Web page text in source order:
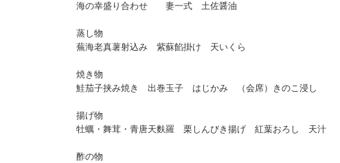
海の幸盛り合わせ 妻一式 土佐醤油
蒸し物
蕪海老真薯射込み 紫蘇餡掛け 天いくら
焼き物
鮭茄子挟み焼き 出巻玉子 はじかみ （会席）きのこ浸し
揚げ物
牡蠣・舞茸・青唐天麩羅 栗しんびき揚げ 紅葉おろし 天汁
酢の物